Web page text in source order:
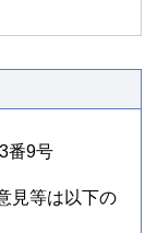
番9号
見等は以下の